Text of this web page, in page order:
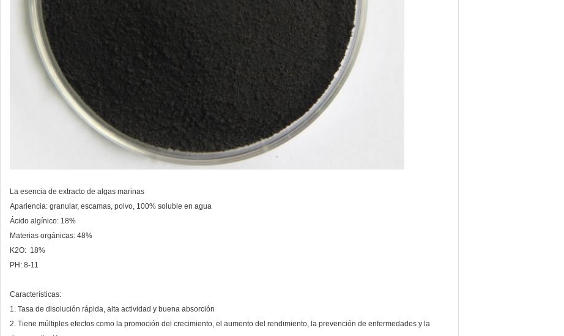
La esencia de extracto de algas marinas
Apariencia: granular, escamas, polvo, 100% soluble en agua
Ácido algínico: 18%
Materias orgánicas: 48%
K2O: 18%
PH: 8-11
Características:
1. Tasa de disolución rápida, alta actividad y buena absorción
2. Tiene múltiples efectos como la promoción del crecimiento, el aumento del rendimiento, la prevención de enfermedades y la